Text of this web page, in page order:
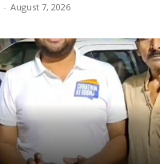
- August 7, 2026